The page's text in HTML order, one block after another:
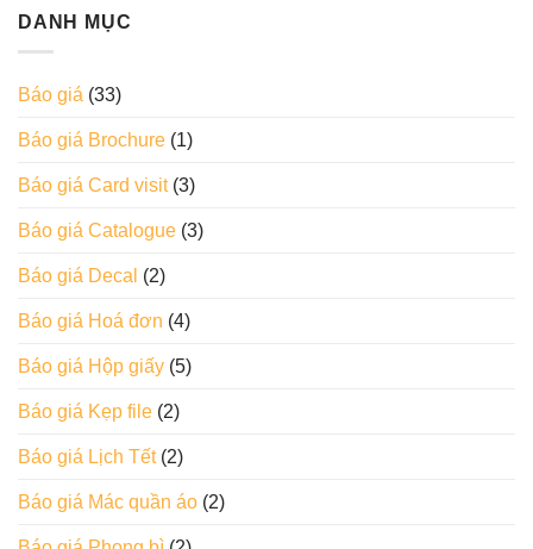
DANH MỤC
Báo giá (33)
Báo giá Brochure (1)
Báo giá Card visit(3)
Báo giá Catalogue (3)
Báo giá Decal (2)
Báo giá Hoá đơn (4)
Báo giá Hộp giấy (5)
Báo giá Kẹp file (2)
Báo giá Lịch Tết(2)
Báo giá Mác quần áo (2)